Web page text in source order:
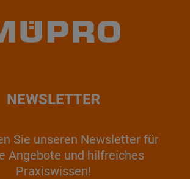
NEWSLETTER
Sie unseren Newsletter für
Angebote und hilfreiches
Praxiswissen!